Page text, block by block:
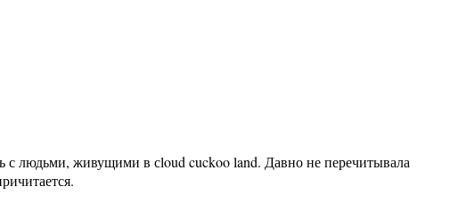
людьми, живущими в сloud cuckoo land. Давно не перечитывала